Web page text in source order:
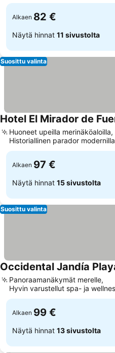
Alkaen 82 €
Näytä hinnat 11 sivustolta
Suosittu valinta
Hotel El Mirador de
Huoneet upeilla merinäköaloilla,
Historiallinen parador modernilla
muotoilulla
Alkaen 97 €
Näytä hinnat 15 sivustolta
Suosittu valinta
Occidental Jandía
Panoraamanäkymät merelle,
Hyvin varustellut spa- ja
tilat
Alkaen 99 €
Näytä hinnat 13 sivustolta